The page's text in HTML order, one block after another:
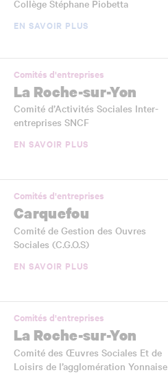
Collège Stéphane Piobetta
EN SAVOIR PLUS
Comités d'entreprises
La Roche-sur-Yon
Comité d’Activités Sociales Inter-
entreprises SNCF
EN SAVOIR PLUS
Comités d'entreprises
Carquefou
Comité de Gestion des Ouvres
Sociales (C.G.O.S)
EN SAVOIR PLUS
Comités d'entreprises
La Roche-sur-Yon
Comité des Œuvres Sociales Et de
Loisirs de l’agglomération Yonnaise